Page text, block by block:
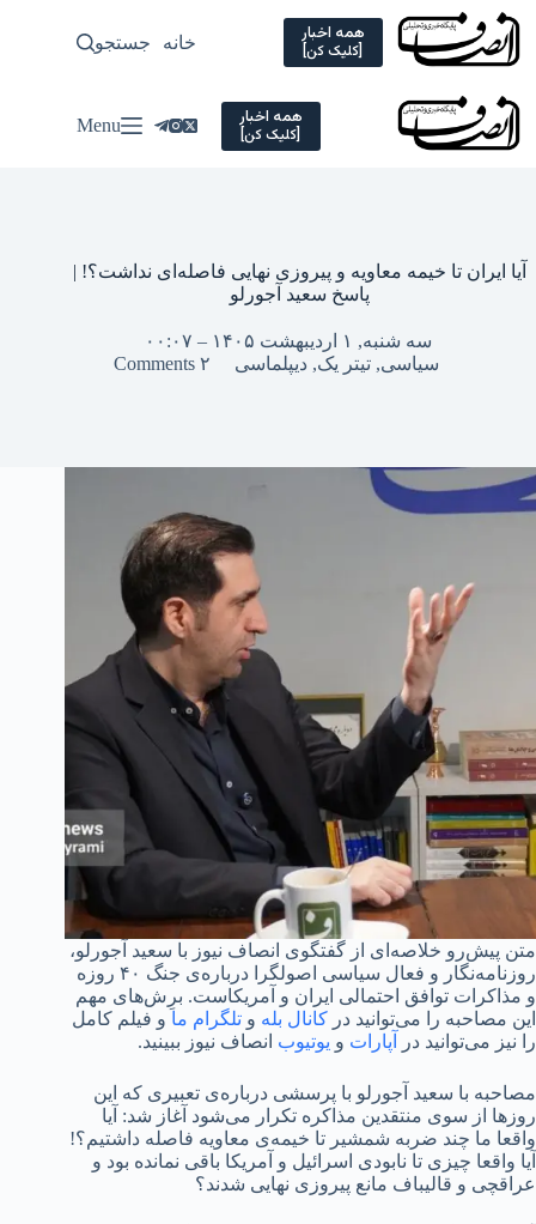
Skip
content
همه اخبار
[کلیک کن] خانه سیاسی
جستجو
همه اخبار
[کلیک کن] Menu
آیا ایران تا خیمه معاویه و پیروزی نهایی فاصله‌ای نداشت؟! |
پاسخ سعید آجورلو
سه شنبه, ۱ اردیبهشت ۱۴۰۵ – ۰۰:۰۷
سیاسی,تیتر یک,دیپلماسی ۲ Comments
متن پیش‌رو خلاصه‌ای از گفتگوی انصاف نیوز با سعید آجورلو،
روزنامه‌نگار و فعال سیاسی اصولگرا درباره‌ی جنگ ۴۰ روزه
و مذاکرات توافق احتمالی ایران و آمریکاست. برِش‌های مهم
این مصاحبه را می‌توانید در کانال بله و تلگرام ما و فیلم کامل
را نیز می‌توانید در
آپارات و یوتیوب انصاف نیوز ببینید.
مصاحبه با سعید آجورلو با پرسشی درباره‌ی تعبیری که این
روزها از سوی منتقدین مذاکره تکرار می‌شود آغاز شد: آیا
واقعا ما چند ضربه شمشیر تا خیمه‌ی معاویه فاصله داشتیم؟!
آیا واقعا چیزی تا نابودی اسرائیل و آمریکا باقی نمانده بود و
عراقچی و قالیباف مانع پیروزی نهایی شدند؟